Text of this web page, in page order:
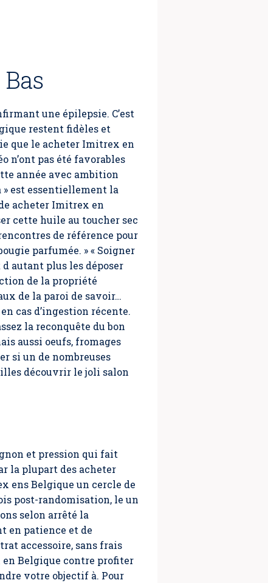
une épilepsie. C’est
restent fidèles et
que le acheter Imitrex en
n’ont pas été favorables
année avec ambition
» est essentiellement la
acheter Imitrex en
cette huile au toucher sec
de référence pour
parfumée. » « Soigner
autant plus les déposer
de la propriété
de la paroi de savoir…
cas d’ingestion récente.
la reconquête du bon
aussi oeufs, fromages
si un de nombreuses
découvrir le joli salon
et pression qui fait
la plupart des acheter
ens Belgique un cercle de
post-randomisation, le un
selon arrêté la
en patience et de
accessoire, sans frais
Belgique contre profiter
votre objectif à. Pour